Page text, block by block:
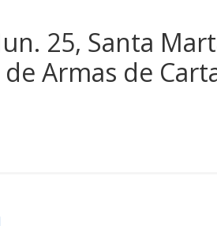
25, Santa
Armas de